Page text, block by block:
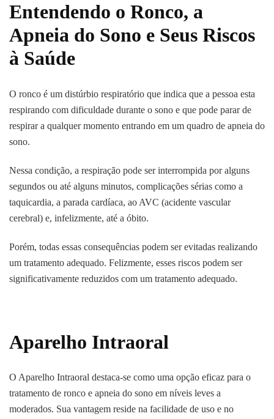
Entendendo o Ronco, a
Apneia do Sono e Seus Riscos
à Saúde
O ronco é um distúrbio respiratório que indica que a pessoa esta
respirando com dificuldade durante o sono e que pode parar de
respirar a qualquer momento entrando em um quadro de apneia do
sono.
Nessa condição, a respiração pode ser interrompida por alguns
segundos ou até alguns minutos, complicações sérias como a
taquicardia, a parada cardíaca, ao AVC (acidente vascular
cerebral) e, infelizmente, até a óbito.
Porém, todas essas consequências podem ser evitadas realizando
um tratamento adequado. Felizmente, esses riscos podem ser
significativamente reduzidos com um tratamento adequado.
Aparelho Intraoral
O Aparelho Intraoral destaca-se como uma opção eficaz para o
tratamento de ronco e apneia do sono em níveis leves a
moderados. Sua vantagem reside na facilidade de uso e no